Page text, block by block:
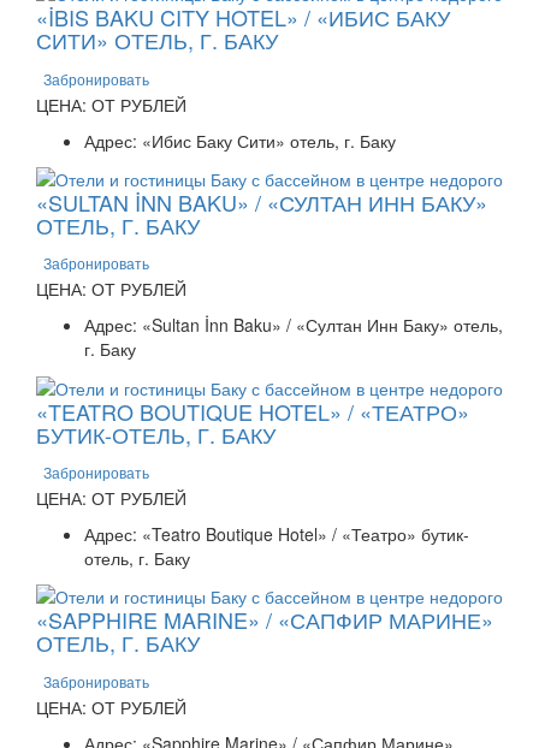
«İBIS BAKU CITY HOTEL» / «ИБИС БАКУ
СИТИ» ОТЕЛЬ, Г. БАКУ
Забронировать
ЦЕНА: ОТ РУБЛЕЙ
Адрес: «Ибис Баку Сити» отель, г. Баку
«SULTAN İNN BAKU» / «СУЛТАН ИНН БАКУ»
ОТЕЛЬ, Г. БАКУ
Забронировать
ЦЕНА: ОТ РУБЛЕЙ
Адрес: «Sultan İnn Baku» / «Султан Инн Баку» отель,
г. Баку
«TEATRO BOUTIQUE HOTEL» / «ТЕАТРО»
БУТИК-ОТЕЛЬ, Г. БАКУ
Забронировать
ЦЕНА: ОТ РУБЛЕЙ
Адрес: «Teatro Boutique Hotel» / «Театро» бутик-
отель, г. Баку
«SAPPHIRE MARINE» / «САПФИР МАРИНЕ»
ОТЕЛЬ, Г. БАКУ
Забронировать
ЦЕНА: ОТ РУБЛЕЙ
Адрес: «Sapphire Marine» / «Сапфир Марине»